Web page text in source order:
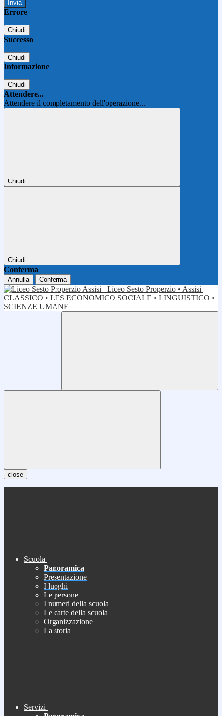
Errore
Chiudi
Successo
Chiudi
Informazione
Chiudi
Attendere...
Attendere il completamento dell'operazione...
Chiudi
Chiudi
Conferma
Annulla Conferma
Liceo Sesto Properzio • Assisi
CLASSICO • LES ECONOMICO SOCIALE • LINGUISTICO •
SCIENZE UMANE
close
Scuola
Panoramica
Presentazione
I luoghi
Le persone
I numeri della scuola
Le carte della scuola
Organizzazione
La storia
Servizi